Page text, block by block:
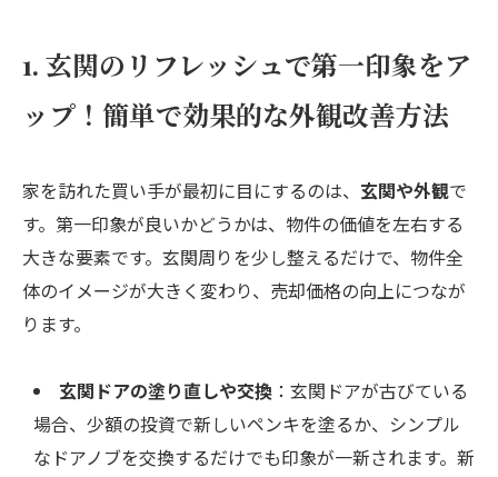
1. 玄関のリフレッシュで第一印象をア
ップ！簡単で効果的な外観改善方法
家を訪れた買い手が最初に目にするのは、 玄関や外観で
す。第一印象が良いかどうかは、物件の価値を左右する
大きな要素です。玄関周りを少し整えるだけで、物件全
体のイメージが大きく変わり、売却価格の向上につなが
ります。
玄関ドアの塗り直しや交換：玄関ドアが古びている
場合、少額の投資で新しいペンキを塗るか、シンプル
なドアノブを交換するだけでも印象が一新されます。新